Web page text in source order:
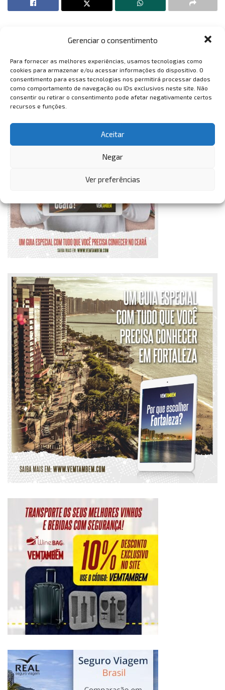
Gerenciar o consentimento
Para fornecer as melhores experiências, usamos tecnologias como
cookies para armazenar e/ou acessar informações do dispositivo. O
consentimento para essas tecnologias nos permitirá processar dados
como comportamento de navegação ou IDs exclusivos neste site. Não
consentir ou retirar o consentimento pode afetar negativamente certos
recursos e funções.
Aceitar
Negar
Ver preferências
VemTambém